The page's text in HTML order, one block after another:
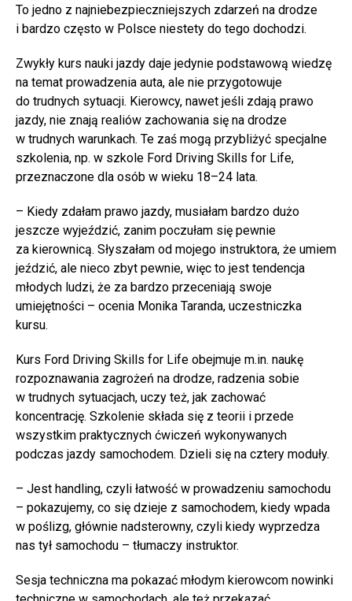
To jedno z najniebezpieczniejszych zdarzeń na drodze
i bardzo często w Polsce niestety do tego dochodzi.
Zwykły kurs nauki jazdy daje jedynie podstawową wiedzę
na temat prowadzenia auta, ale nie przygotowuje
do trudnych sytuacji. Kierowcy, nawet jeśli zdają prawo
jazdy, nie znają realiów zachowania się na drodze
w trudnych warunkach. Te zaś mogą przybliżyć specjalne
szkolenia, np. w szkole Ford Driving Skills for Life,
przeznaczone dla osób w wieku 18–24 lata.
– Kiedy zdałam prawo jazdy, musiałam bardzo dużo
jeszcze wyjeździć, zanim poczułam się pewnie
za kierownicą. Słyszałam od mojego instruktora, że umiem
jeździć, ale nieco zbyt pewnie, więc to jest tendencja
młodych ludzi, że za bardzo przeceniają swoje
umiejętności – ocenia Monika Taranda, uczestniczka
kursu.
Kurs Ford Driving Skills for Life obejmuje m.in. naukę
rozpoznawania zagrożeń na drodze, radzenia sobie
w trudnych sytuacjach, uczy też, jak zachować
koncentrację. Szkolenie składa się z teorii i przede
wszystkim praktycznych ćwiczeń wykonywanych
podczas jazdy samochodem. Dzieli się na cztery moduły.
– Jest handling, czyli łatwość w prowadzeniu samochodu
– pokazujemy, co się dzieje z samochodem, kiedy wpada
w poślizg, głównie nadsterowny, czyli kiedy wyprzedza
nas tył samochodu – tłumaczy instruktor.
Sesja techniczna ma pokazać młodym kierowcom nowinki